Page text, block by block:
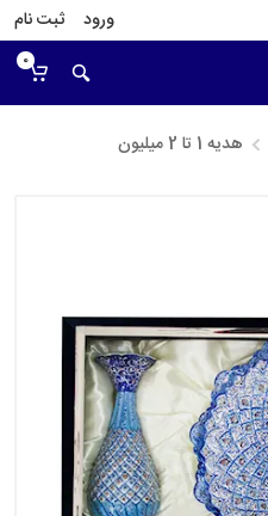
ورود ثبت نام
0
هدیه 1 تا 2 میلیون